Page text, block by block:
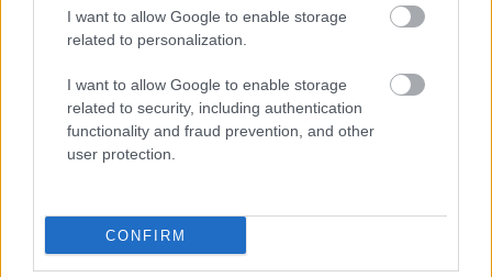
I want to allow Google to enable storage
related to personalization.
I want to allow Google to enable storage
related to security, including authentication
functionality and fraud prevention, and other
user protection.
CONFIRM